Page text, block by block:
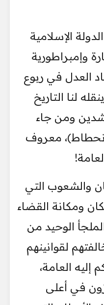
الإسلامية
وإمبراطورية
العدل في ربوع
لنا التاريخ
ومن جاء
معروف
والشعوب التي
ومكانة القضاء
الوحيد من
لقوانينهم
إليه العامة،
في أعلى